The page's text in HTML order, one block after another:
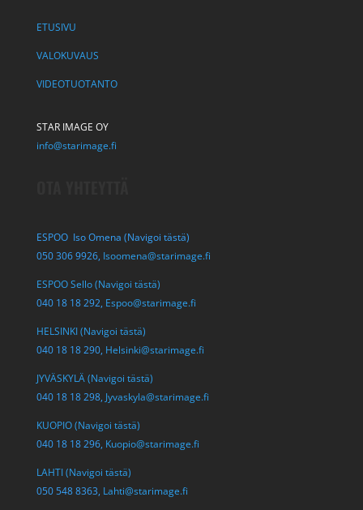
ETUSIVU
VALOKUVAUS
VIDEOTUOTANTO
STAR IMAGE OY
info@starimage.fi
ESPOO Iso Omena (Navigoi tästä)
050 306 9926, Isoomena@starimage.fi
ESPOO Sello (Navigoi tästä)
040 18 18 292, Espoo@starimage.fi
HELSINKI (Navigoi tästä)
040 18 18 290, Helsinki@starimage.fi
JYVÄSKYLÄ (Navigoi tästä)
040 18 18 298, Jyvaskyla@starimage.fi
KUOPIO (Navigoi tästä)
040 18 18 296, Kuopio@starimage.fi
LAHTI (Navigoi tästä)
050 548 8363, Lahti@starimage.fi